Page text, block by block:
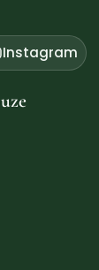
Instagram